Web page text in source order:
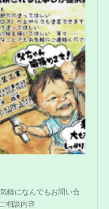
軽になんでもお問い合
相談内容